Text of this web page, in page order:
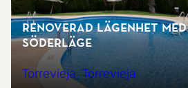
Renoverad lägenhet
söderläge
Torrevieja, Torrevieja